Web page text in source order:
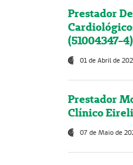
Prestador
(51004347-4)
01 de Abril de
Prestador
Clínico
07 de Maio de